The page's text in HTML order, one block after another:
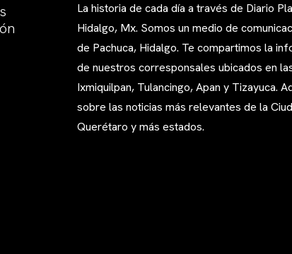
La historia de cada día a través de Diario
Hidalgo, Mx. Somos un medio de
de Pachuca, Hidalgo. Te compartimos la
de nuestros corresponsales ubicados en
Ixmiquilpan, Tulancingo, Apan y Tizayuca.
sobre las noticias más relevantes de la
Querétaro y más estados.